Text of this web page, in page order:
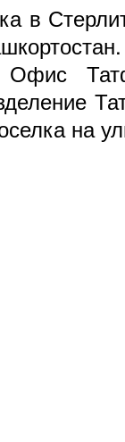
в
Офис
на